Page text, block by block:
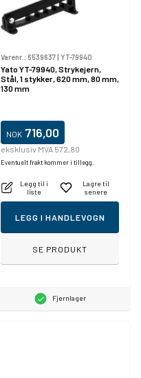
Varenr.: 6539637| YT-79940
Yato YT-79940, Strykejern,
Stål, 1 stykker, 620 mm, 80 mm,
130 mm
NOK 716,00
eksklusiv MVA 572,80
Eventuelt frakt kommer i tillegg.
Legg til i
liste
Lagre til
senere
LEGG I HANDLEVOGN
SE PRODUKT
Fjernlager